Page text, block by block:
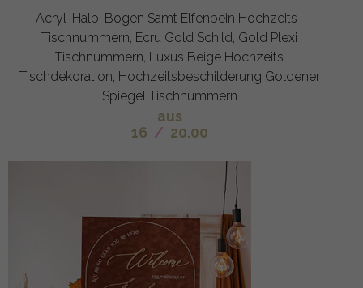
Acryl-Halb-Bogen Samt Elfenbein Hochzeits-
Tischnummern, Ecru Gold Schild, Gold Plexi
Tischnummern, Luxus Beige Hochzeits
Tischdekoration, Hochzeitsbeschilderung Goldener
Spiegel Tischnummern
aus
16 / 20.00